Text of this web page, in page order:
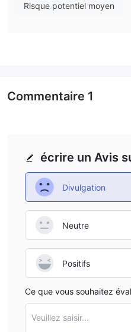
informations d'ouverture de
Risque potentiel moyen
écrire un Avis
Divulgation
Neutre
Positifs
Ce que vous souhaitez
Veuillez saisir...
Commentaire 1